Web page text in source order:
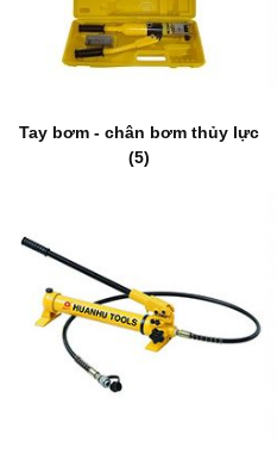
Tay bơm - chân bơm thủy lực
(5)